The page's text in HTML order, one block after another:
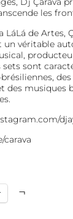
les
LáLá de Artes,
un véritable
sets sont
des musiques
carava